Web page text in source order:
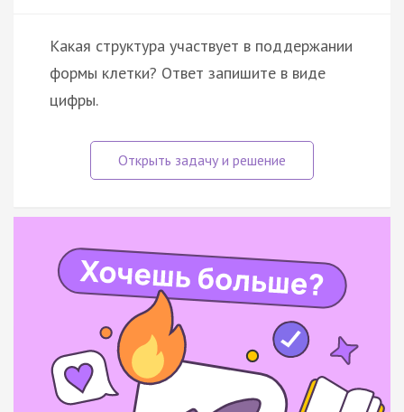
Какая структура участвует в поддержании
формы клетки? Ответ запишите в виде
цифры.